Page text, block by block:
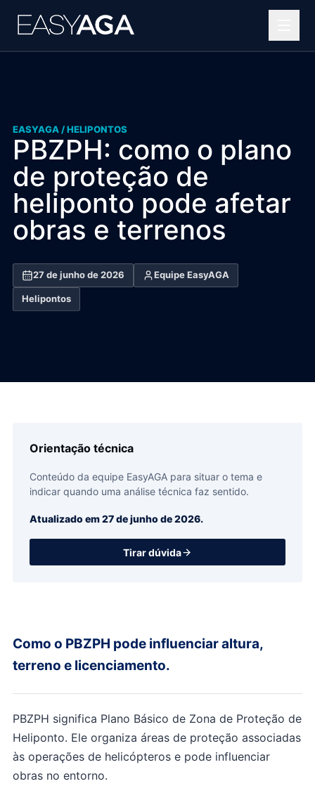
Projetos complexos
Portfólio
Blog
Quem somos
Contato
EASYAGA /HELIPONTOS
PBZPH: como o plano
de proteção de
heliponto pode afetar
obras e terrenos
27 de junho de 2026 Equipe EasyAGA
Helipontos
Orientação técnica
Conteúdo da equipe EasyAGA para situar o tema e
indicar quando uma análise técnica faz sentido.
Atualizado em27 de junho de 2026.
Tirar dúvida
Como o PBZPH pode influenciar altura,
terreno e licenciamento.
PBZPH significa Plano Básico de Zona de Proteção de
Heliponto. Ele organiza áreas de proteção associadas
às operações de helicópteros e pode influenciar
obras no entorno.